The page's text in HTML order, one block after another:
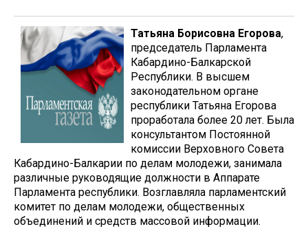
Татьяна Борисовна Егорова,
председатель Парламента
Кабардино-Балкарской
Республики. В высшем
законодательном органе
республики Татьяна Егорова
проработала более 20 лет. Была
консультантом Постоянной
комиссии Верховного Совета
Кабардино-Балкарии по делам молодежи, занимала
различные руководящие должности в Аппарате
Парламента республики. Возглавляла парламентский
комитет по делам молодежи, общественных
объединений и средств массовой информации.